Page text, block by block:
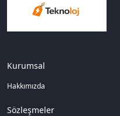
Kurumsal
Hakkımızda
Sözleşmeler